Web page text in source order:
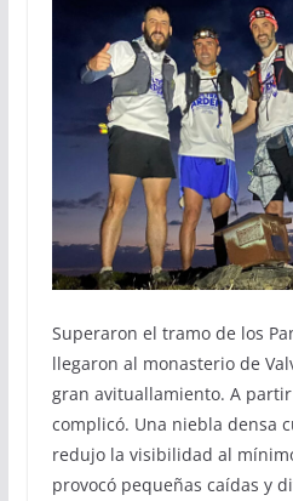
Superaron el tramo de los
llegaron al monasterio de
gran avituallamiento. A
complicó. Una niebla densa
redujo la visibilidad al
provocó pequeñas caídas y